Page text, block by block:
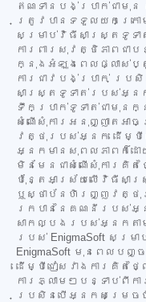
ឥណទានបង់ប្រាក់ជាមុ
ត្រូវបានទទួលយកក្រោម
សម្រាប់វិធីសាស្ត្រទូទា
ការពារសុវត្ថិភាពជា
ក្នុងអំឡុងពេលផ្លាស់ប្
ការជាវបង់ប្រាក់ ប្
សាស្ត្រទូទាត់របស់អ្
ទឹកប្រាក់ទូទាត់ជាមុនក្នុ
សំណើសុំការអនុញ្ញាតអា
វត្ថុរបស់អ្នក ដើម្បី
អ្នកមានសុពលភាពក៏ដោយ
មិនមែនជាសំណើសុំការគិតថ្ល
ប៉ុន្តែអាស្រ័យលើវិធីស
ឬស្ថាប័នហិរញ្ញវត្ថុរ
រកបាននៃគណនីរបស់អ្
សាកល្បងរបស់អ្នកតាមរ
របស់ EnigmaSoft ស
EnigmaSoft មុនពេលបញ្
ដើម្បីជៀសវាងការគិត
ការភ្លាមៗបន្ទាប់ពី
ប្រសិនបើអ្នកសម្រេ